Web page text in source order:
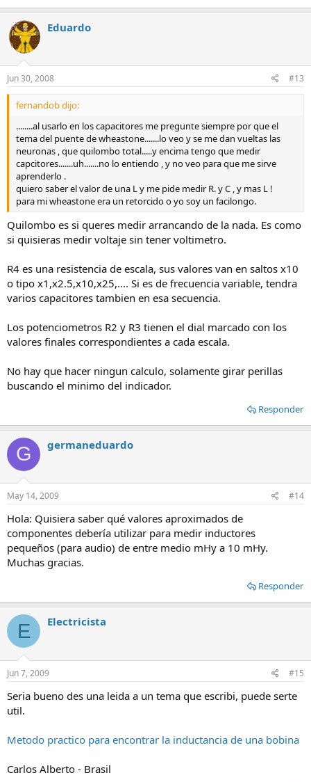
Eduardo
Jun 30, 2008 #13
fernandob dijo:
........al usarlo en los capacitores me pregunte siempre por que el
tema del puente de wheastone.......lo veo y se me dan vueltas las
neuronas , que quilombo total.....y encima tengo que medir
capcitores.......uh.......no lo entiendo , y no veo para que me sirve
aprenderlo .
quiero saber el valor de una L y me pide medir R. y C , y mas L !
para mi wheastone era un retorcido o yo soy un facilongo.
Quilombo es si queres medir arrancando de la nada. Es como
si quisieras medir voltaje sin tener voltimetro.
R4 es una resistencia de escala, sus valores van en saltos x10
o tipo x1,x2.5,x10,x25,.... Si es de frecuencia variable, tendra
varios capacitores tambien en esa secuencia.
Los potenciometros R2 y R3 tienen el dial marcado con los
valores finales correspondientes a cada escala.
No hay que hacer ningun calculo, solamente girar perillas
buscando el minimo del indicador.
Responder
G germaneduardo
May 14, 2009 #14
Hola: Quisiera saber qué valores aproximados de
componentes debería utilizar para medir inductores
pequeños (para audio) de entre medio mHy a 10 mHy.
Muchas gracias.
Responder
E Electricista
Jun 7, 2009 #15
Seria bueno des una leida a un tema que escribi, puede serte
util.
Metodo practico para encontrar la inductancia de una bobina
Carlos Alberto - Brasil